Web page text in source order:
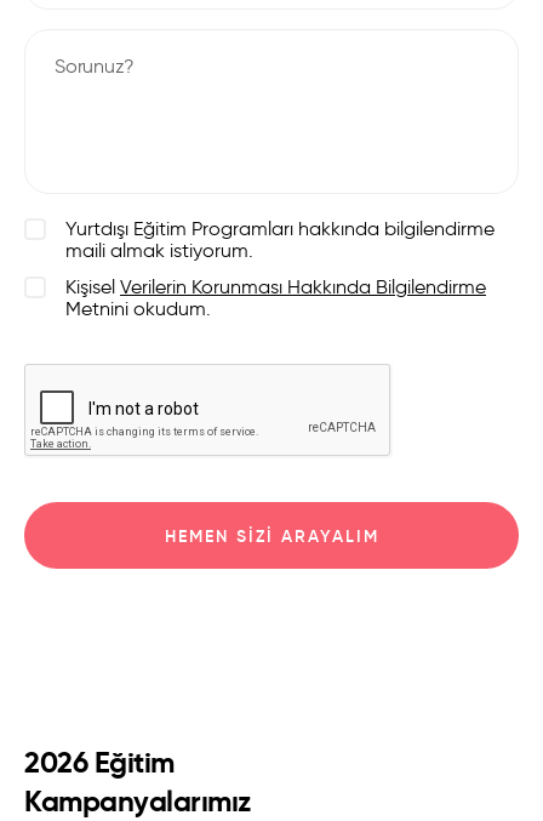
Yurtdışı Eğitim Programları hakkında bilgilendirme
maili almak istiyorum.
Kişisel Verilerin Korunması Hakkında Bilgilendirme
Metnini okudum.
HEMEN SIZI ARAYALIM
2026 Eğitim
Kampanyalarımız